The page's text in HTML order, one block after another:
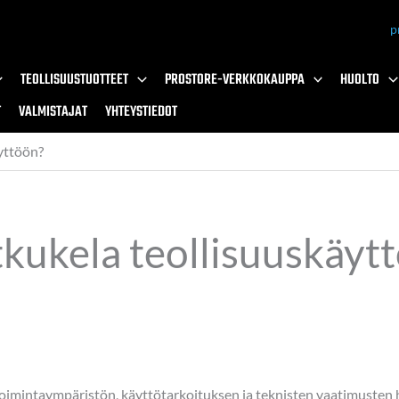
TEOLLISUUSTUOTTEET PROSTORE-VERKKOKAUPPA
HUOLTO
VALMISTAJAT YHTEYSTIEDOT
käyttötarkoituksen ja teknisten